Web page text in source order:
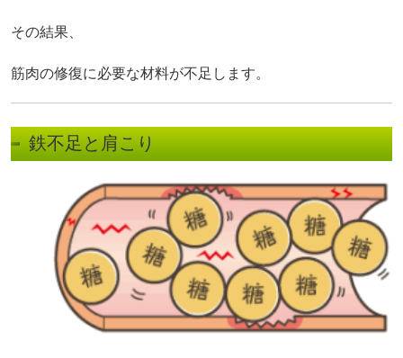
その結果、
筋肉の修復に必要な材料が不足します。
鉄不足と肩こり